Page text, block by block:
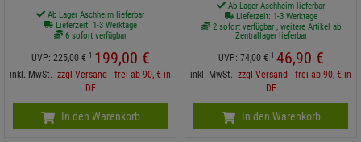
Ab Lager Aschheim lieferbar
Lieferzeit: 1-3 Werktage
6 sofort verfügbar
UVP: 225,00 € 1 199,00 €
inkl. MwSt. zzgl Versand - frei ab 90,-€ in
DE
In den Warenkorb
Ab Lager Aschheim lieferbar
Lieferzeit: 1-3 Werktage
2 sofort verfügbar , weitere Artikel ab
Zentrallager lieferbar
UVP: 74,00 € 1 46,90 €
inkl. MwSt. zzgl Versand - frei ab 90,-€ in
DE
In den Warenkorb